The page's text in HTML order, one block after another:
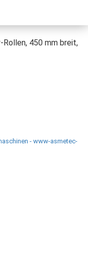
Rollen, 450 mm breit,